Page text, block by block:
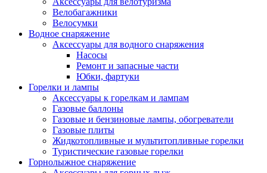
Велобагажники
Велосумки
Водное снаряжение
Аксессуары для водного снаряжения
Насосы
Ремонт и запасные части
Юбки, фартуки
Горелки и лампы
Аксессуары к горелкам и лампам
Газовые баллоны
Газовые и бензиновые лампы, обогреватели
Газовые плиты
Жидкотопливные и мультитопливные горелки
Туристические газовые горелки
Горнолыжное снаряжение